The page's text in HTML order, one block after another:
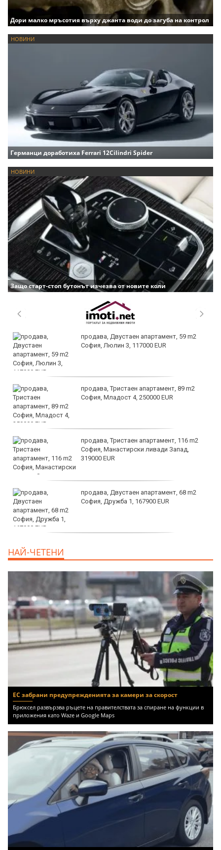
Дори малко мръсотия върху джанта води до загуба на контрол
НОВИНИ
Германци доработиха Ferrari 12Cilindri Spider
НОВИНИ
Защо старт-стоп бутонът изчезва от новите коли
продава, Двустаен апартамент, 59 m2
София, Люлин 3, 117000 EUR
продава, Тристаен апартамент, 89 m2
София, Младост 4, 250000 EUR
продава, Тристаен апартамент, 116 m2
София, Манастирски ливади Запад,
319000 EUR
продава, Двустаен апартамент, 68 m2
София, Дружба 1, 167900 EUR
НАЙ-ЧЕТЕНИ
ЕС забрани предупрежденията за камери за скорост
Брюксел развързва ръцете на правителствата за спиране на функции в
приложения като Waze и Google Maps